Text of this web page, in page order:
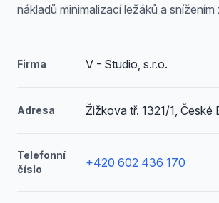
nákladů minimalizací ležáků a
Firma V - Studio, s.r.o.
Adresa Žižkova tř. 1321/1, České
Telefonní
číslo
+420 602 436 170